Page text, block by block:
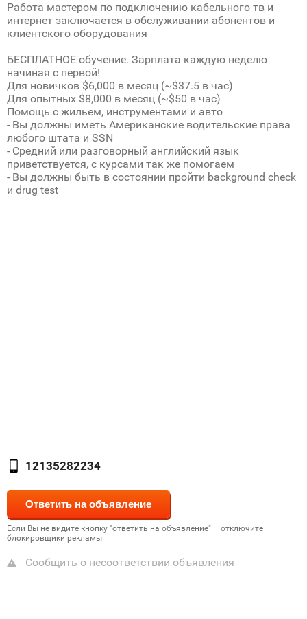
Работа мастером по подключению кабельного тв и
интернет заключается в обслуживании абонентов и
клиентского оборудования
БЕСПЛАТНОЕ обучение. Зарплата каждую неделю
начиная с первой!
Для новичков $6,000 в месяц (~$37.5 в час)
Для опытных $8,000 в месяц (~$50 в час)
Помощь с жильем, инструментами и авто
- Вы должны иметь Американские водительские права
любого штата и SSN
- Средний или разговорный английский язык
приветствуется, с курсами так же помогаем
- Вы должны быть в состоянии пройти background check
и drug test
12135282234
Если Вы не видите кнопку "ответить на объявление" – отключите
блокировщики рекламы
Сообщить о несоответствии объявления